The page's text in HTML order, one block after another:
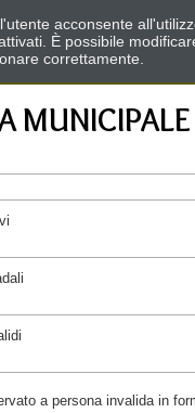
MUNICIPALE
a persona invalida in
acconsente
È possibile
correttamente.